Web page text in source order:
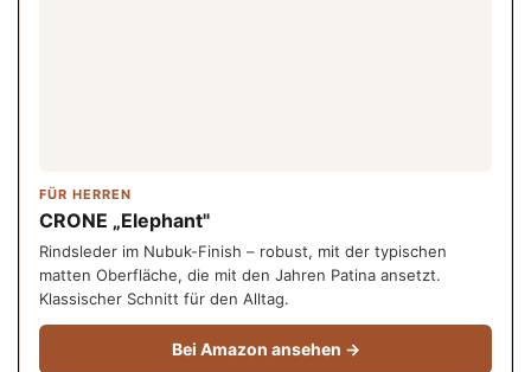
FÜR HERREN
CRONE „Elephant"
Rindsleder im Nubuk-Finish – robust, mit der typischen
matten Oberfläche, die mit den Jahren Patina ansetzt.
Klassischer Schnitt für den Alltag.
Bei Amazon ansehen →